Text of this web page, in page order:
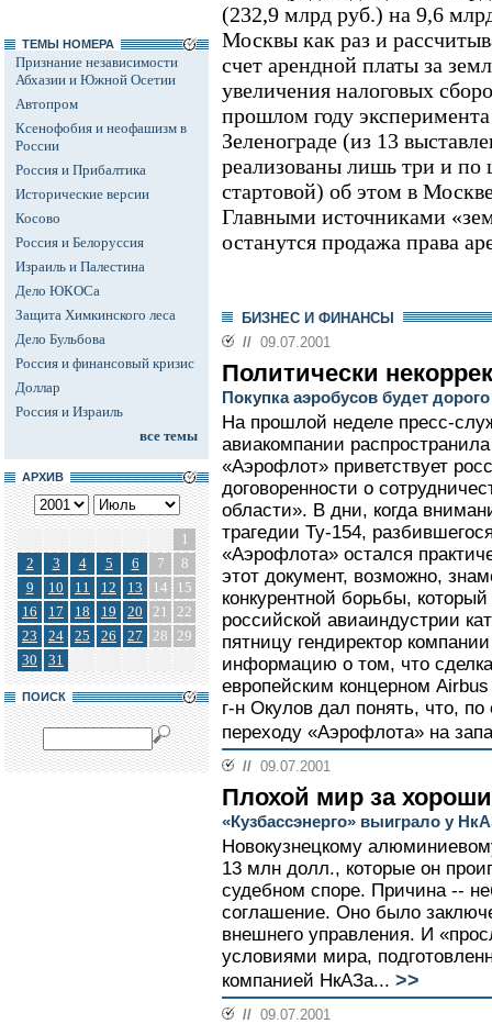
ТЕМЫ НОМЕРА
Признание независимости
Абхазии и Южной Осетии
Автопром
Ксенофобия и неофашизм в
России
Россия и Прибалтика
Исторические версии
Косово
Россия и Белоруссия
Израиль и Палестина
Дело ЮКОСа
Защита Химкинского леса
Дело Бульбова
Россия и финансовый кризис
Доллар
Россия и Израиль
все темы
АРХИВ
1
2
3 4 5 6 7
8
9
10 11 12 13 14
15
16
17 18 19 20 21
22
23
24 25 26 27 28 29
30
31
ПОИСК
(232,9 млрд руб.) на 9,6
Москвы как раз и
счет арендной платы за
увеличения налоговых
прошлом году
Зеленограде (из 13
реализованы лишь три и по
стартовой) об этом в
Главными источниками
останутся продажа права
БИЗНЕС И ФИНАНСЫ
// 09.07.2001
Политически
Покупка аэробусов будет
На прошлой неделе пресс-
авиакомпании
«Аэрофлот» приветствует
договоренности о
области». В дни, когда
трагедии Ту-154,
«Аэрофлота» остался
этот документ, возможно,
конкурентной борьбы,
российской авиаиндустрии
пятницу гендиректор
информацию о том, что
европейским концерном
г-н Окулов дал понять, что,
переходу «Аэрофлота» на
// 09.07.2001
Плохой мир за
«Кузбассэнерго» выиграло у
Новокузнецкому
13 млн долл., которые он
судебном споре. Причина --
соглашение. Оно было
внешнего управления. И
условиями мира,
компанией НкАЗа... >>
// 09.07.2001